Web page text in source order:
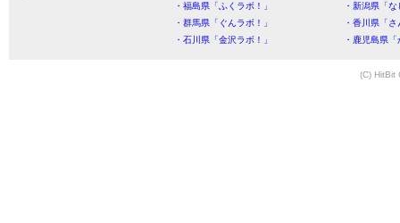
・福島県「ふくラボ！」
・新潟県「
・群馬県「ぐんラボ！」
・香川県「
・石川県「金沢ラボ！」
・鹿児島県
(C) HitBit